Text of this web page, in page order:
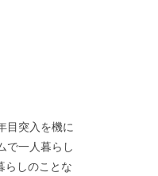
目突入を機に
で一人暮らし
らしのことな